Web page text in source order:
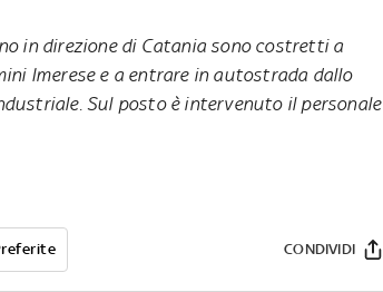
in direzione di Catania sono costretti a
Imerese e a entrare in autostrada dallo
Sul posto è intervenuto il personale
CONDIVIDI